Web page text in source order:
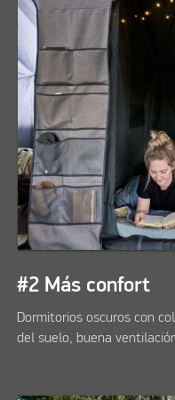
#2 Más confort
Dormitorios oscuros con
del suelo, buena